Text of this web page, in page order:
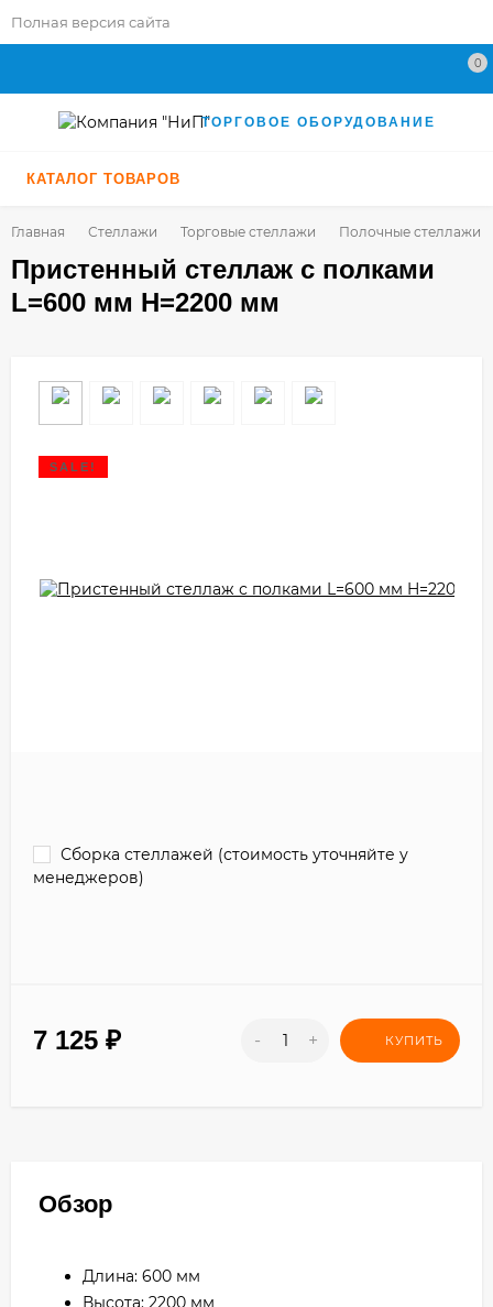
Полная версия сайта
0
ТОРГОВОЕ ОБОРУДОВАНИЕ
КАТАЛОГ ТОВАРОВ
Главная Стеллажи Торговые стеллажи Полочные стеллажи
Пристенный стеллаж с полками
L=600 мм H=2200 мм
SALE!
Сборка стеллажей (стоимость уточняйте у
менеджеров)
7 125 ₽ - + КУПИТЬ
Обзор
Длина: 600 мм
Высота: 2200 мм